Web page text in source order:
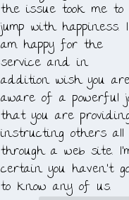
the issue took me to
jump with happiness. I
am happy for the
service and in
addition wish you
aware of a powerful
that you are
instructing others all
through a web site.
certain you haven’t
to know any of us.